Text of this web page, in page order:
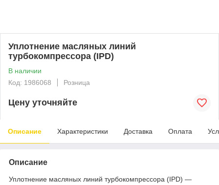
Уплотнение масляных линий
турбокомпрессора (IPD)
В наличии
Код: 1986068
Розница
Цену уточняйте
Описание Характеристики Доставка Оплата
Описание
Уплотнение масляных линий турбокомпрессора (IPD) —